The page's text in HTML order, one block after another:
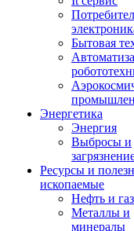
Бытовая
Энергетика
Энергия
Выбросы и
Ресурсы и
ископаемые
Нефть и газ
Металлы и
минералы